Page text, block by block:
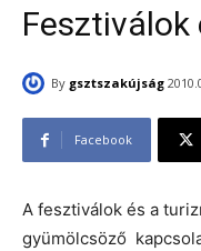
By gsztszakújság
Facebook
A fesztiválok és a
gyümölcsöző